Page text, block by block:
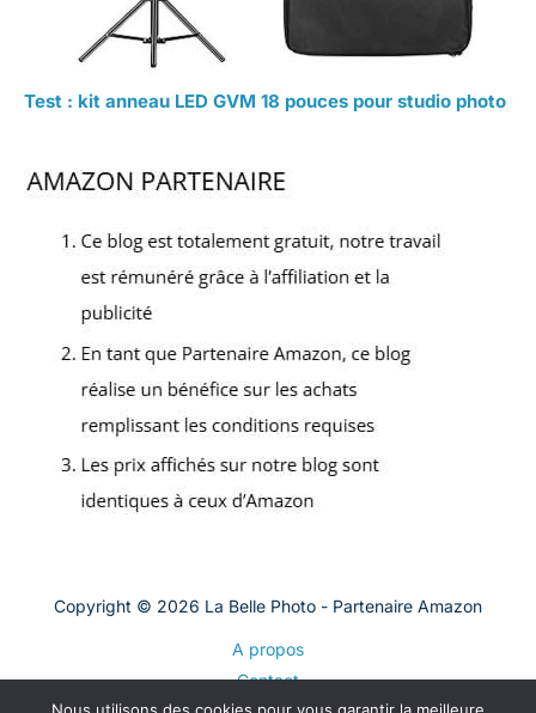
Test : kit anneau LED GVM 18 pouces pour studio photo
Copyright © 2026 La Belle Photo - Partenaire Amazon
A propos
Contact